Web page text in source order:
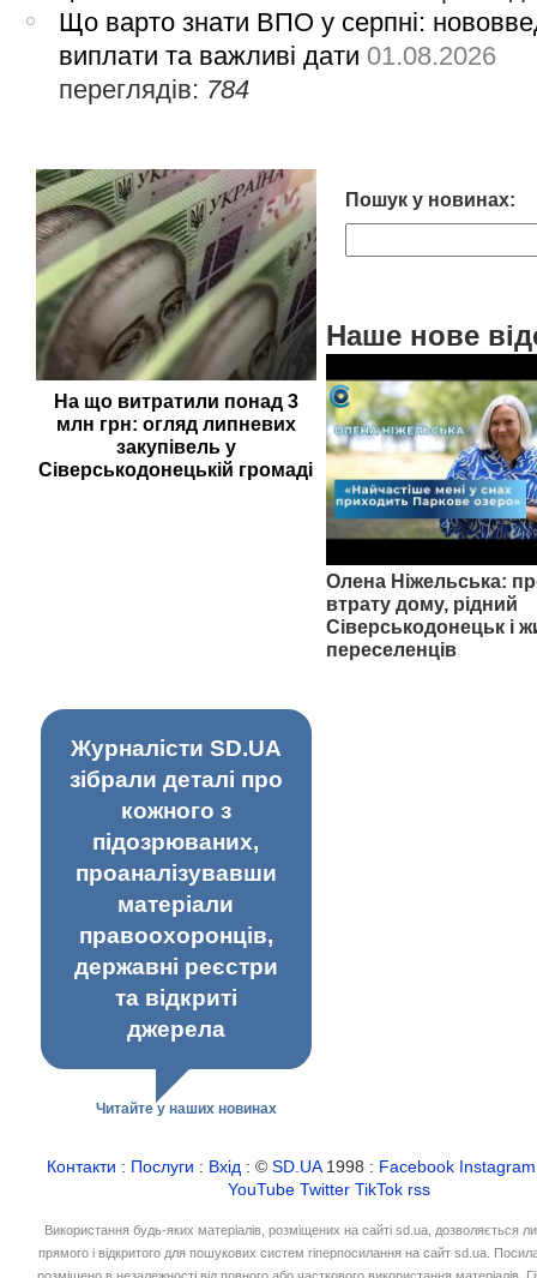
Що варто знати ВПО у серпні:
виплати та важливі дати 01.08.2026
переглядів: 784
На що витратили понад 3
млн грн: огляд липневих
закупівель у
Сіверськодонецькій громаді
Пошук у новинах:
Наше нове
Олена Ніжельська:
втрату дому, рідний
Сіверськодонецьк і
переселенців
Журналісти SD.UA
зібрали деталі про
кожного з
підозрюваних,
проаналізувавши
матеріали
правоохоронців,
державні реєстри
та відкриті
джерела
Читайте у наших новинах
Контакти : Послуги : Вхід : ©SD.UA1998 : Facebook Instagram
YouTube Twitter TikTok rss
Використання будь-яких матеріалів, розміщених на сайті sd.ua, дозволяється
прямого і відкритого для пошукових систем гіперпосилання на сайт sd.ua.